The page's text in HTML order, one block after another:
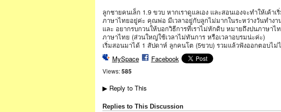
ลูกชายคนเล็ก 1.9 ขวบ หากเราดูแลเอง และสอนเองจะทำให้เค้า
ภาษาไทยอยู่ค่ะ คุณพ่อ มีเวลาอยู่กับลูกไม่มากในระหว่างวันทำงา
และ อยากรบกวนให้บอกวิธีการที่เราไม่หักดิบ หมายถึงปนภาษา
ภาษาไทย (ส่วนใหญ่ใช้เวลาไม่ทันการ หรือเวลาอบรมน่ะค่ะ)
เริ่มสอนมาได้ 1 สัปดาห์ ลูกคนโต (5ขวบ) รวมแล้วฟังออกตอบไ
MySpace
Facebook
Views: 585
▶Reply to This
Replies to This Discussion